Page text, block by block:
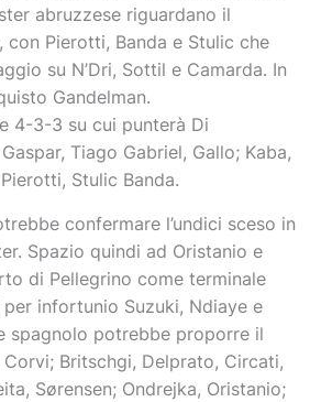
abruzzese riguardano il
Pierotti, Banda e Stulic che
su N’Dri, Sottil e Camarda. In
Gandelman.
4-3-3 su cui punterà Di
Tiago Gabriel, Gallo; Kaba,
Stulic Banda.
confermare l’undici sceso in
Spazio quindi ad Oristanio e
di Pellegrino come terminale
infortunio Suzuki, Ndiaye e
spagnolo potrebbe proporre il
Britschgi, Delprato, Circati,
Sørensen; Ondrejka, Oristanio;